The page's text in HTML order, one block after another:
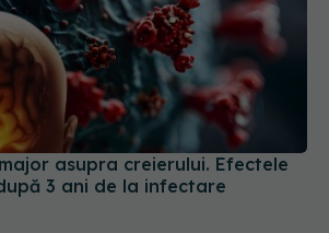
asupra creierului. Efectele
3 ani de la infectare